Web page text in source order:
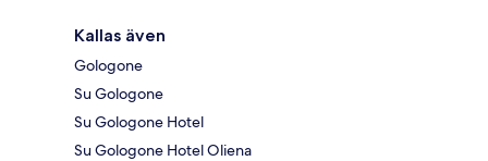
Kallas även
Gologone
Su Gologone
Su Gologone Hotel
Su Gologone Hotel Oliena